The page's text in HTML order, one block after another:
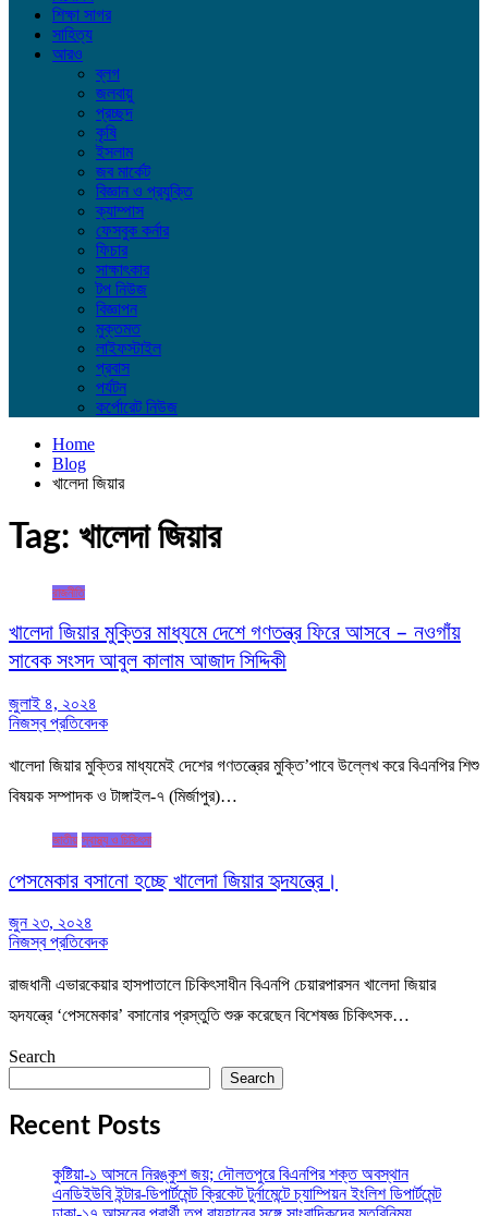
শিক্ষা সাগর
সাহিত্য
আরও
ব্লগ
জলবায়ু
প্রচ্ছদ
কৃষি
ইসলাম
জব মার্কেট
বিজ্ঞান ও প্রযুক্তি
ক্যাম্পাস
ফেসবুক কর্নার
ফিচার
সাক্ষাৎকার
টপ নিউজ
বিজ্ঞাপন
মুক্তমত
লাইফস্টাইল
প্রবাস
পর্যটন
কর্পোরেট নিউজ
Home
Blog
খালেদা জিয়ার
Tag: খালেদা জিয়ার
রাজনীতি
খালেদা জিয়ার মুক্তির মাধ্যমে দেশে গণতন্ত্র ফিরে আসবে – নওগাঁয়
সাবেক সংসদ আবুল কালাম আজাদ সিদ্দিকী
জুলাই ৪, ২০২৪
নিজস্ব প্রতিবেদক
খালেদা জিয়ার মুক্তির মাধ্যমেই দেশের গণতন্ত্রের মুক্তি’পাবে উল্লেখ করে বিএনপির শিশু
বিষয়ক সম্পাদক ও টাঙ্গাইল-৭ (মির্জাপুর)…
জাতীয় স্বাস্থ্য ও চিকিৎসা
পেসমেকার বসানো হচ্ছে খালেদা জিয়ার হৃদযন্ত্রে।
জুন ২৩, ২০২৪
নিজস্ব প্রতিবেদক
রাজধানী এভারকেয়ার হাসপাতালে চিকিৎসাধীন বিএনপি চেয়ারপারসন খালেদা জিয়ার
হৃদযন্ত্রে ‘পেসমেকার’ বসানোর প্রস্তুতি শুরু করেছেন বিশেষজ্ঞ চিকিৎসক…
Search
Search
Recent Posts
কুষ্টিয়া-১ আসনে নিরঙ্কুশ জয়; দৌলতপুরে বিএনপির শক্ত অবস্থান
এনডিইউবি ইন্টার-ডিপার্টমেন্ট ক্রিকেট টুর্নামেন্টে চ্যাম্পিয়ন ইংলিশ ডিপার্টমেন্ট